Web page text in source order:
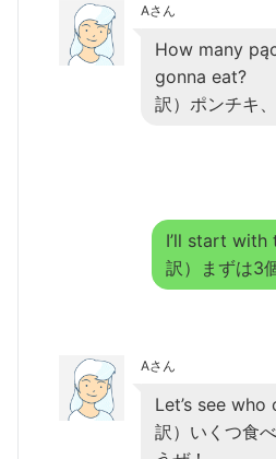
Aさん
How many
gonna eat?
訳）ポンチキ
I’ll start with
訳）まずは3
Aさん
Let’s see
訳）いくつ食